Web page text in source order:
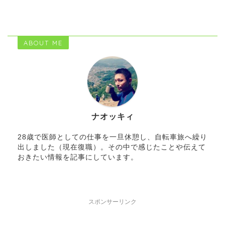
ABOUT ME
ナオッキィ
28歳で医師としての仕事を一旦休憩し、自転車旅へ繰り
出しました（現在復職）。その中で感じたことや伝えて
おきたい情報を記事にしています。
スポンサーリンク